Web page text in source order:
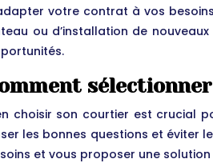
votre contrat à vos
ou d’installation de
choisir son courtier est crucial
les bonnes questions et éviter
et vous proposer une solution